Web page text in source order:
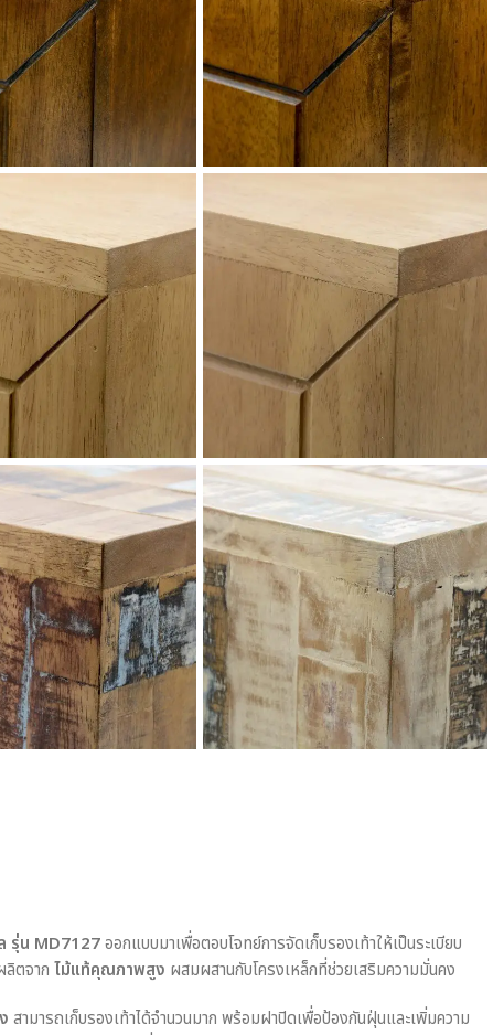
รุ่น MD7127ออกแบบมาเพื่อตอบโจทย์การจัดเก็บรองเท้าให้เป็นระเบียบ
ตจาก ไม้แท้คุณภาพสูง ผสมผสานกับโครงเหล็กที่ช่วยเสริมความมั่นคง
สามารถเก็บรองเท้าได้จำนวนมาก พร้อมฝาปิดเพื่อป้องกันฝุ่นและเพิ่มความ